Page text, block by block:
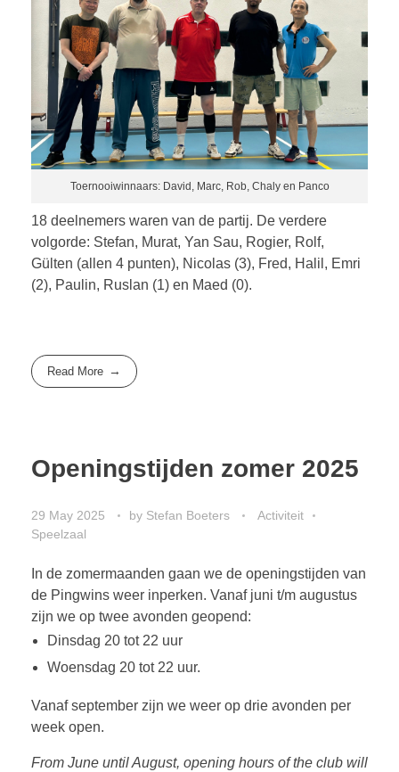
Toernooiwinnaars: David, Marc, Rob, Chaly en Panco
18 deelnemers waren van de partij. De verdere
volgorde: Stefan, Murat, Yan Sau, Rogier, Rolf,
Gülten (allen 4 punten), Nicolas (3), Fred, Halil, Emri
(2), Paulin, Ruslan (1) en Maed (0).
Read More
Openingstijden zomer 2025
29 May 2025 by Stefan Boeters
Activiteit
Speelzaal
In de zomermaanden gaan we de openingstijden van
de Pingwins weer inperken. Vanaf juni t/m augustus
zijn we op twee avonden geopend:
Dinsdag 20 tot 22 uur
Woensdag 20 tot 22 uur.
Vanaf september zijn we weer op drie avonden per
week open.
From June until August, opening hours of the club will